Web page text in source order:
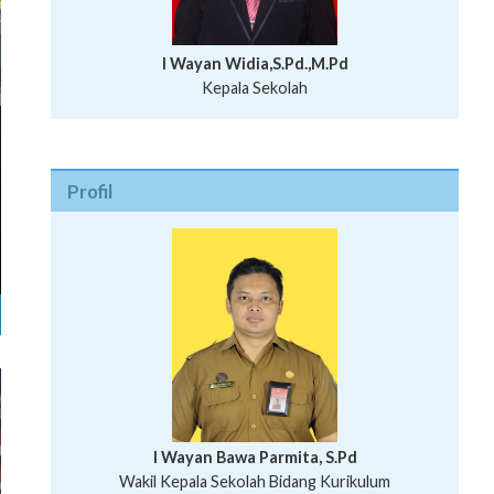
I Wayan Widia,S.Pd.,M.Pd
Kepala Sekolah
Profil
I Wayan Bawa Parmita, S.Pd
Wakil Kepala Sekolah Bidang Kurikulum
I Wayan Gede Aditya Pratita, S.Pd., M.Sn
Ni Wayan Nopi Sutantri, S.Pd.